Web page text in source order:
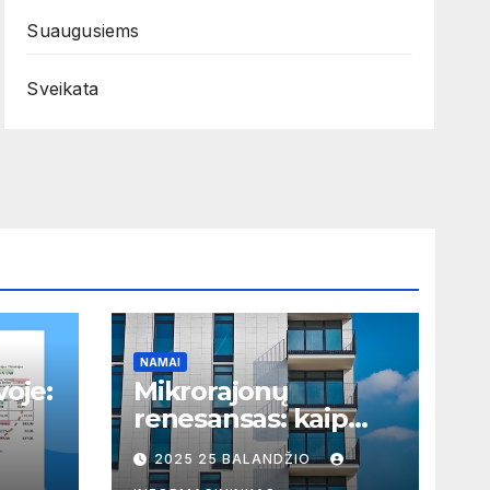
Suaugusiems
Sveikata
NAMAI
Mikrorajonų
renesansas: kaip
seniai nurašytos
Vilniaus zonos virto
2025 25 BALANDŽIO